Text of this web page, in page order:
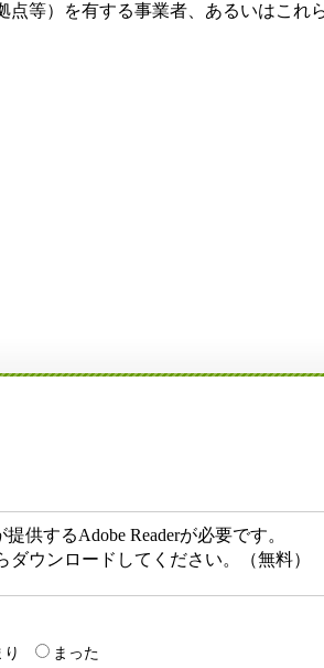
点等）を有する事業者、あるいはこれ
供するAdobe Readerが必要です。
ダウンロードしてください。（無料）
まった